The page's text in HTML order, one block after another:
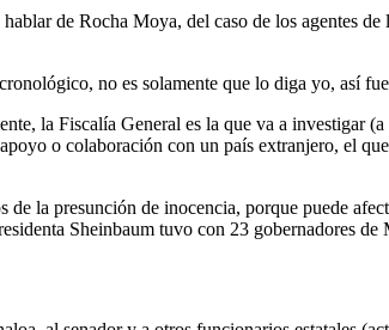
de Rocha Moya, del caso de los agentes
no es solamente que lo diga yo, así
la Fiscalía General es la que va a investigar
o colaboración con un país extranjero, el
la presunción de inocencia, porque puede
Sheinbaum tuvo con 23 gobernadores de